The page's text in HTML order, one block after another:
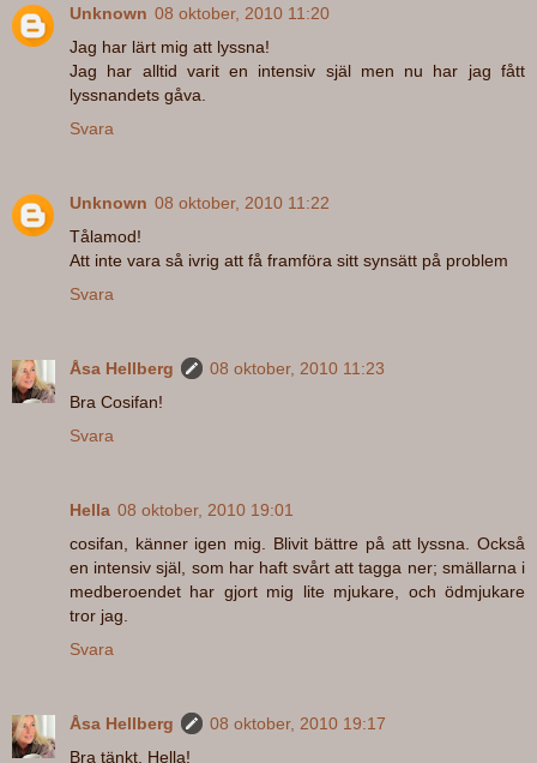
Unknown 08 oktober, 2010 11:20
Jag har lärt mig att lyssna!
Jag har alltid varit en intensiv själ men nu har jag fått
lyssnandets gåva.
Svara
Unknown 08 oktober, 2010 11:22
Tålamod!
Att inte vara så ivrig att få framföra sitt synsätt på problem
Svara
Åsa Hellberg
08 oktober, 2010 11:23
Bra Cosifan!
Svara
Hella 08 oktober, 2010 19:01
cosifan, känner igen mig. Blivit bättre på att lyssna. Också
en intensiv själ, som har haft svårt att tagga ner; smällarna i
medberoendet har gjort mig lite mjukare, och ödmjukare
tror jag.
Svara
Åsa Hellberg
08 oktober, 2010 19:17
Bra tänkt, Hella!